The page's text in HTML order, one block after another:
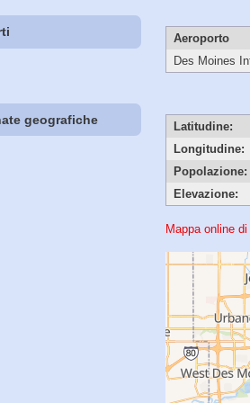
Aeroporto
Des Moines
geografiche Latitudine:
Longitudine:
Popolazione:
Elevazione:
Mappa online